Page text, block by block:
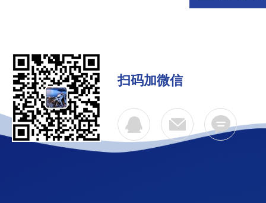
扫码加微信